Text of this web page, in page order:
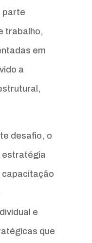
parte
trabalho,
em
a
desafio, o
estratégia
capacitação
e
que